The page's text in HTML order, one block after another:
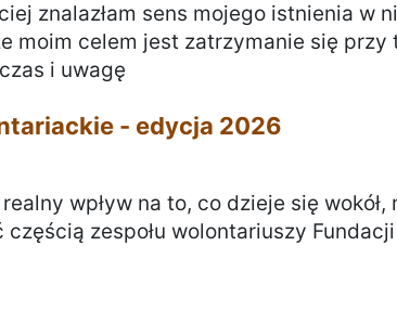
znalazłam sens mojego istnienia w
moim celem jest zatrzymanie się
i uwagę
- edycja 2026
wpływ na to, co dzieje się wokół,
zespołu wolontariuszy Fundacji